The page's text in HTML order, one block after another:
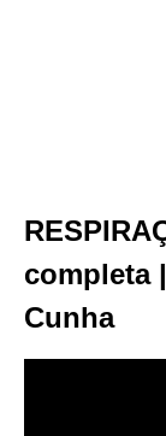
completa
Cunha